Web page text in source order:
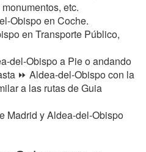
etc.
Obispo en Coche.
en Transporte Público,
del-Obispo a Pie o andando
⏩ Aldea-del-Obispo con la
a las rutas de Guia
Madrid y Aldea-del-Obispo